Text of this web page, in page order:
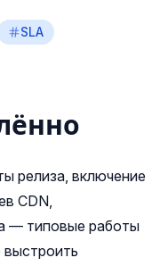
SLA
релиза, включение
CDN,
— типовые работы